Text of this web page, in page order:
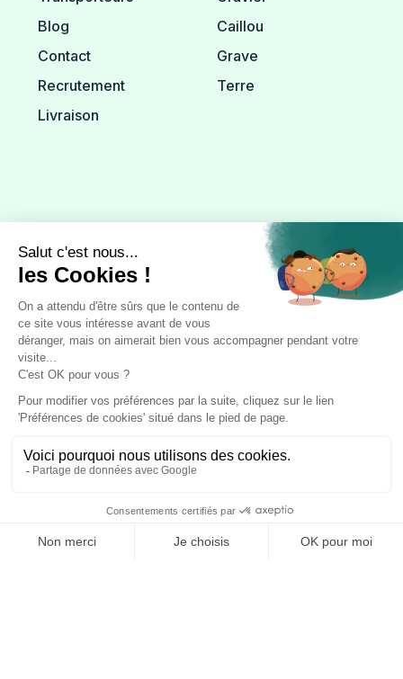
Blog
Contact
Recrutement
Livraison
Caillou
Grave
Terre
Informations
Mentions légales
Confidentialité
150 rue du Chemin Vert 75011 Paris